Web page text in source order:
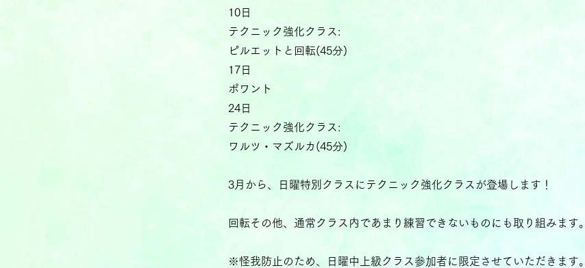
10日
テクニック強化クラス:
ピルエットと回転(45分)
17日
ポワント
24日
テクニック強化クラス:
ワルツ・マズルカ(45分)
3月から、日曜特別クラスにテクニック強化クラスが登場します！
回転その他、通常クラス内であまり練習できないものにも取り組みます。
※怪我防止のため、日曜中上級クラス参加者に限定させていただきます。